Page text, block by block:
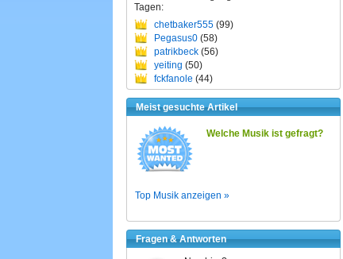
Tagen:
chetbaker555 (99)
Pegasus0 (58)
patrikbeck (56)
yeiting (50)
fckfanole (44)
Meist gesuchte Artikel
Welche Musik ist gefragt?
Top Musik anzeigen »
Fragen & Antworten